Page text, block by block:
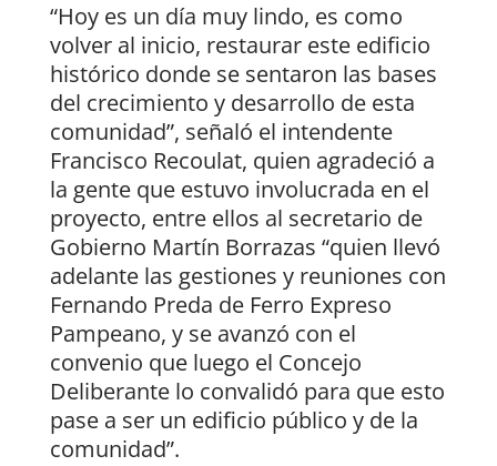
“Hoy es un día muy lindo, es como
volver al inicio, restaurar este edificio
histórico donde se sentaron las bases
del crecimiento y desarrollo de esta
comunidad”, señaló el intendente
Francisco Recoulat, quien agradeció a
la gente que estuvo involucrada en el
proyecto, entre ellos al secretario de
Gobierno Martín Borrazas “quien llevó
adelante las gestiones y reuniones con
Fernando Preda de Ferro Expreso
Pampeano, y se avanzó con el
convenio que luego el Concejo
Deliberante lo convalidó para que esto
pase a ser un edificio público y de la
comunidad”.